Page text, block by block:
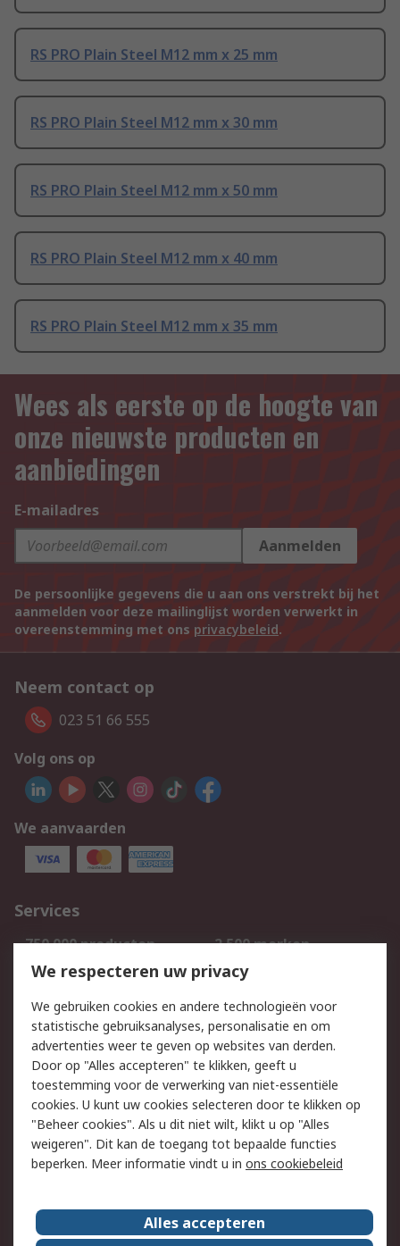
RS PRO Plain Steel M12 mm x 25 mm
RS PRO Plain Steel M12 mm x 30 mm
RS PRO Plain Steel M12 mm x 50 mm
RS PRO Plain Steel M12 mm x 40 mm
RS PRO Plain Steel M12 mm x 35 mm
Wees als eerste op de hoogte van
onze nieuwste producten en
aanbiedingen
E-mailadres
Aanmelden
De persoonlijke gegevens die u aan ons verstrekt bij het
aanmelden voor deze mailinglijst worden verwerkt in
overeenstemming met ons privacybeleid.
Neem contact op
023 51 66 555
Volg ons op
We aanvaarden
Services
750.000 producten
2.500 merken
Bestellen
Inkoopoplossingen
Track & Trace
Wettelijk
Cookiebeleid
Email veiligheid
Privacybeleid
Websitevoorwaarden
Algemene
verkoopvoorwaarden
Over RS
We respecteren uw privacy
We gebruiken cookies en andere technologieën voor
statistische gebruiksanalyses, personalisatie en om
advertenties weer te geven op websites van derden.
Door op "Alles accepteren" te klikken, geeft u
toestemming voor de verwerking van niet-essentiële
cookies. U kunt uw cookies selecteren door te klikken op
"Beheer cookies". Als u dit niet wilt, klikt u op "Alles
weigeren". Dit kan de toegang tot bepaalde functies
beperken. Meer informatie vindt u in ons cookiebeleid
Alles accepteren